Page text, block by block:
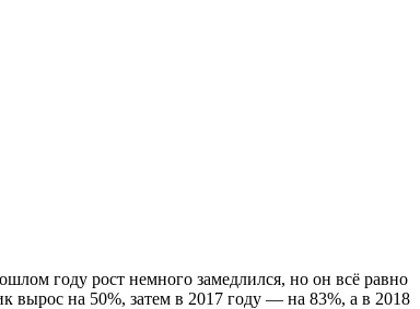
году рост немного замедлился, но он всё равно
вырос на 50%, затем в 2017 году — на 83%, а в 2018